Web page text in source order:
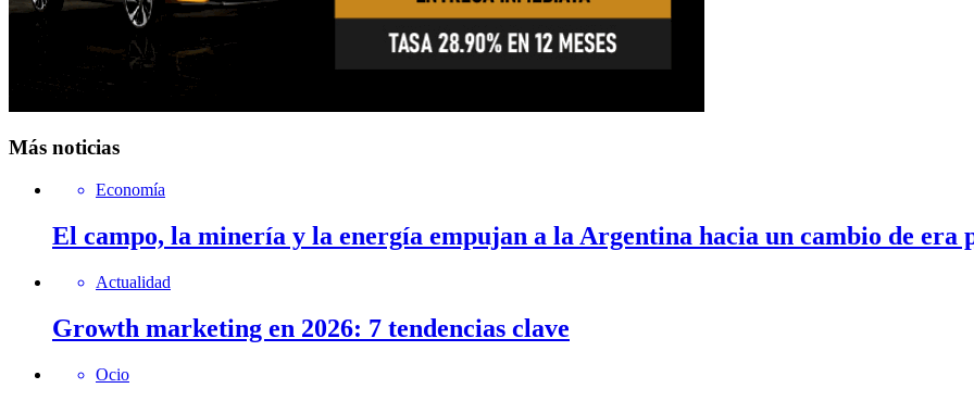
Más noticias
Economía
El campo, la minería y la energía empujan a la Argentina hacia un cambio de era
Actualidad
Growth marketing en 2026: 7 tendencias clave
Ocio